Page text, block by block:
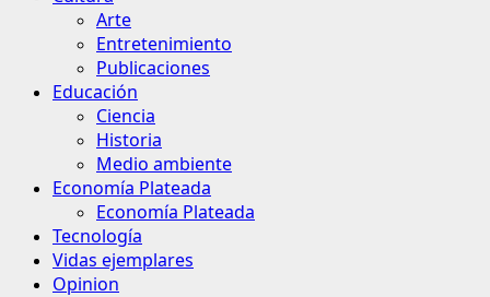
Arte
Entretenimiento
Publicaciones
Educación
Ciencia
Historia
Medio ambiente
Economía Plateada
Economía Plateada
Tecnología
Vidas ejemplares
Opinion